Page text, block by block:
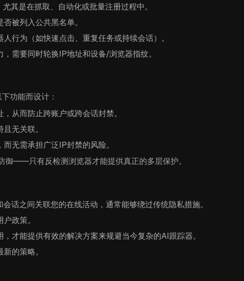
其是在抓取、自动化或批量注册过程中。
被列入公共黑名单。
行为（如快速点击、重复任务或持续会话）。
需要同时轮换IP地址和设备/浏览器指纹。
功能而设计：
从而防止跨账户或跨会话封禁。
无关联。
无需承担广泛IP封禁的风险。
御——只有反检测浏览器才能提供真正的多层保护。
话之间关联您的在线活动，通常能够绕过传统隐私措施。
政策。
才能提供有效的解决方案来规避当今复杂的AI跟踪器。
的策略。